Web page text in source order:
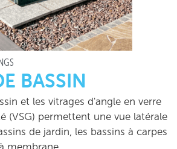
BASSIN
et les vitrages d'angle en verre
(VSG) permettent une vue latérale
de jardin, les bassins à carpes